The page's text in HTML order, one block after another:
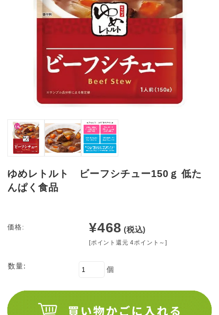
ゆめレトルト ビーフシチュー150ｇ 低た
んぱく食品
価格: ¥468 (税込)
[ポイント還元 4ポイント～]
数量: 個